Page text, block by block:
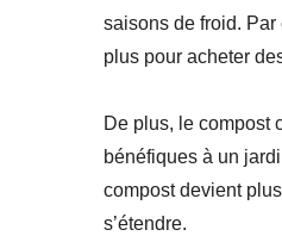
saisons de froid.
plus pour acheter
De plus, le compost
bénéfiques à un
compost devient
s’étendre.